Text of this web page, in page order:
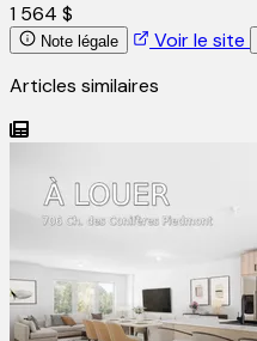
1 564 $
Note légale Voir le site
Articles similaires